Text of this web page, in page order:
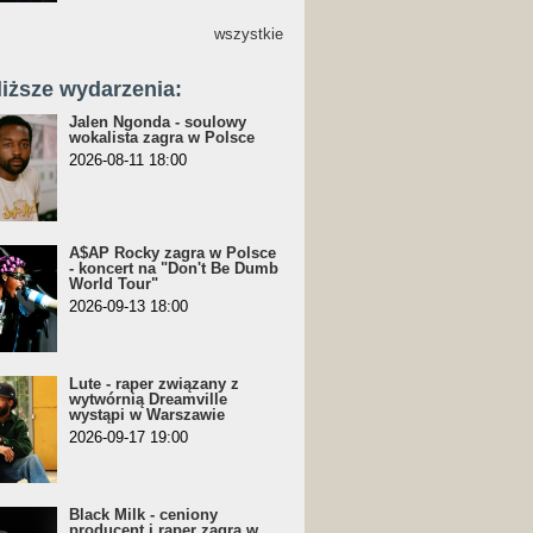
wszystkie
wydarzenia:
Jalen Ngonda - soulowy
wokalista zagra w Polsce
2026-08-11 18:00
A$AP Rocky zagra w Polsce
- koncert na "Don't Be Dumb
World Tour"
2026-09-13 18:00
Lute - raper związany z
wytwórnią Dreamville
wystąpi w Warszawie
2026-09-17 19:00
Black Milk - ceniony